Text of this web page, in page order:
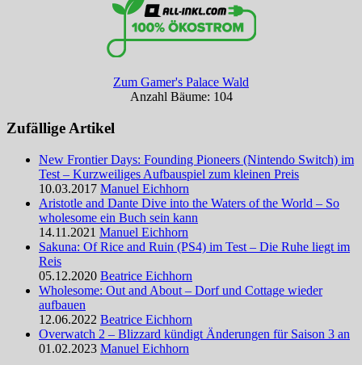
Zum Gamer's Palace Wald
Anzahl Bäume: 104
Zufällige Artikel
New Frontier Days: Founding Pioneers (Nintendo Switch) im
Test – Kurzweiliges Aufbauspiel zum kleinen Preis
10.03.2017 Manuel Eichhorn
Aristotle and Dante Dive into the Waters of the World – So
wholesome ein Buch sein kann
14.11.2021 Manuel Eichhorn
Sakuna: Of Rice and Ruin (PS4) im Test – Die Ruhe liegt im
Reis
05.12.2020 Beatrice Eichhorn
Wholesome: Out and About – Dorf und Cottage wieder
aufbauen
12.06.2022 Beatrice Eichhorn
Overwatch 2 – Blizzard kündigt Änderungen für Saison 3 an
01.02.2023 Manuel Eichhorn